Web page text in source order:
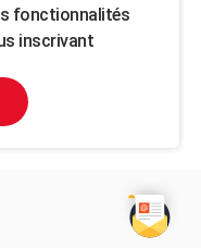
fonctionnalités
inscrivant